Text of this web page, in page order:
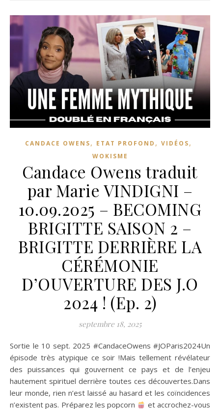
CANDACE OWENS, ETAT PROFOND , VIDÉOS,
WOKISME
Candace Owens traduit
par Marie VINDIGNI –
10.09.2025 – BECOMING
BRIGITTE SAISON 2 –
BRIGITTE DERRIÈRE LA
CÉRÉMONIE
D’OUVERTURE DES J.O
2024 ! (Ep. 2)
septembre 18, 2025
Sortie le 10 sept. 2025 #CandaceOwens #JOParis2024Un
épisode très atypique ce soir !Mais tellement révélateur
des puissances qui gouvernent ce pays et de l’enjeu
hautement spirituel derrière toutes ces découvertes.Dans
leur monde, rien n’est laissé au hasard et les coïncidences
n’existent pas. Préparez les popcorn
et accrochez-vous